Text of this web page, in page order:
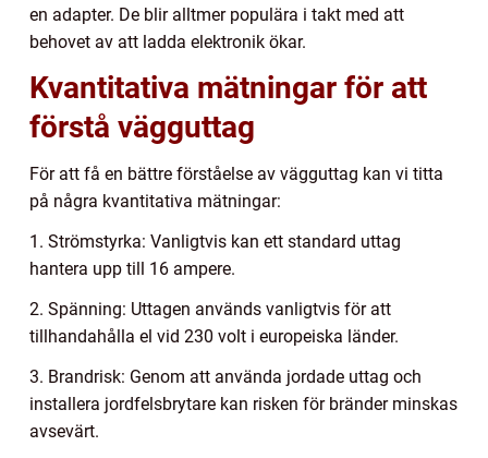
en adapter. De blir alltmer populära i takt med att
behovet av att ladda elektronik ökar.
Kvantitativa mätningar för att
förstå vägguttag
För att få en bättre förståelse av vägguttag kan vi titta
på några kvantitativa mätningar:
1. Strömstyrka: Vanligtvis kan ett standard uttag
hantera upp till 16 ampere.
2. Spänning: Uttagen används vanligtvis för att
tillhandahålla el vid 230 volt i europeiska länder.
3. Brandrisk: Genom att använda jordade uttag och
installera jordfelsbrytare kan risken för bränder minskas
avsevärt.